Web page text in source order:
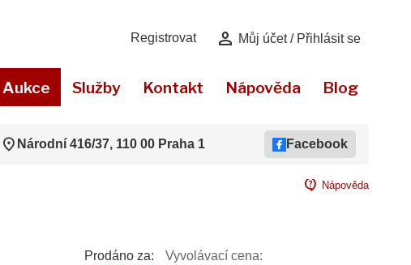
Registrovat person Můj účet / Přihlásit se
Aukce Služby Kontakt Nápověda Blog
location_on Národní 416/37, 110 00 Praha 1 Facebook
contact_support Nápověda
Prodáno za: Vyvolávací cena: